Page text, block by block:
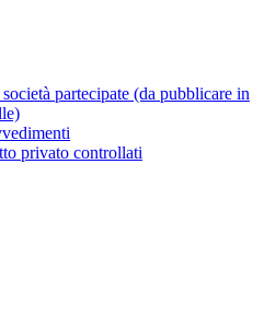
partecipate (da pubblicare in
privato controllati